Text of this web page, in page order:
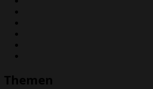
Themen